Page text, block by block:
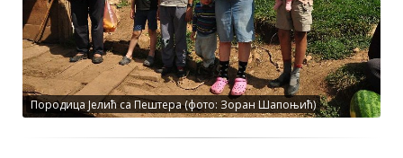
Породица Јелић са Пештера (фото: Зоран Шапоњић)